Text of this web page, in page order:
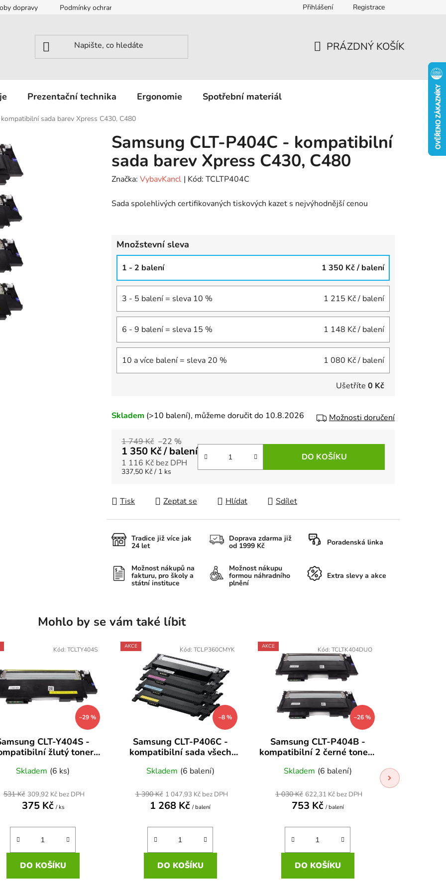
dopravy Podmínky ochrany osobních údajů Přihlášení Registrace
KOŠÍK
PRÁZDNÝ KOŠÍK
Prezentační technika Ergonomie Spotřební materiál
sada barev Xpress C430, C480
Samsung CLT-P404C - kompatibilní
sada barev Xpress C430, C480
Značka: VybavKancl | Kód: TCLTP404C
Sada spolehlivých certifikovaných tiskových kazet s nejvýhodnější cenou
Množstevní sleva
1 - 2 balení 1 350 Kč/ balení
3 - 5 balení = sleva 10 % 1 215 Kč/ balení
6 - 9 balení = sleva 15 % 1 148 Kč/ balení
10 a více balení = sleva 20 % 1 080 Kč/ balení
Ušetříte 0 Kč
Možnosti doručení
Skladem (>10 balení), můžeme doručit do 10.8.2026
1 749 Kč –22 %
1 350 Kč/ balení
1 116 Kč bez DPH
Měrná cena:
337,50 Kč / 1 ks
DO KOŠÍKU
Tisk Zeptat se Hlídat Sdílet
Tradice již více jak
24 let
Doprava zdarma již
od 1999 Kč Poradenská linka
Možnost nákupů na
fakturu, pro školy a
státní instituce
Možnost nákupu
formou náhradního
plnění
Extra slevy a akce
Mohlo by se vám také líbit
–29 %
CLT-Y404S -
žlutý toner
C480W, C480FN
Skladem (6 ks)
309,92 Kč bez DPH
375 Kč / ks
531 Kč
DO KOŠÍKU
Kód: TCLTY404S AKCE
–8 %
Samsung CLT-P406C -
kompatibilní sada všech
Skladem (6 balení)
1 047,93 Kč bez DPH
1 268 Kč / balení
1 390 Kč
DO KOŠÍKU
Kód: TCLP360CMYK AKCE
–26 %
Samsung CLT-P404B -
kompatibilní 2 černé tonery
C480FW, C480W, C480FN
Skladem (6 balení)
622,31 Kč bez DPH
753 Kč / balení
1 030 Kč
DO KOŠÍKU
Kód: TCLTK404DUO
C480FW,